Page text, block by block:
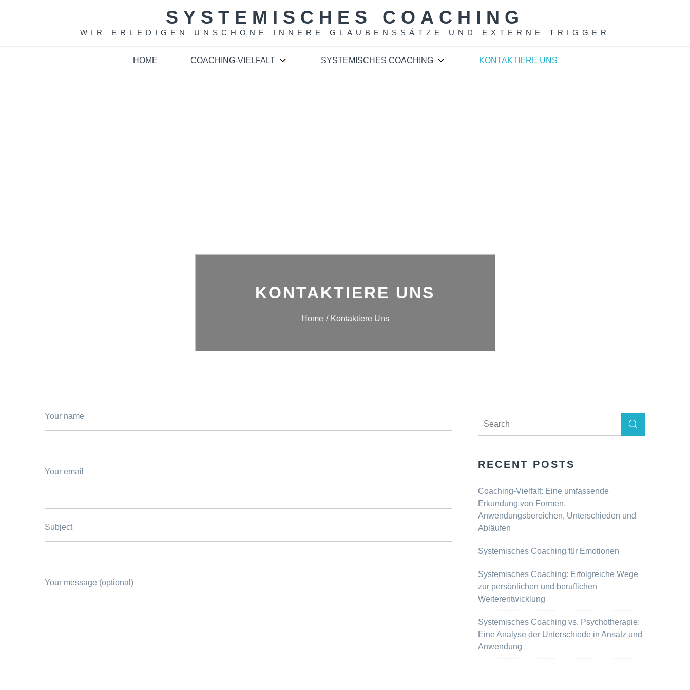
SYSTEMISCHES COACHING
WIR ERLEDIGEN UNSCHÖNE INNERE GLAUBENSSÄTZE UND EXTERNE TRIGGER
HOME COACHING-VIELFALT SYSTEMISCHES COACHING KONTAKTIERE UNS
KONTAKTIERE UNS
Home Kontaktiere Uns
Your name
Your email
Subject
Your message (optional)
Search
RECENT POSTS
Coaching-Vielfalt: Eine umfassende
Erkundung von Formen,
Anwendungsbereichen, Unterschieden und
Abläufen
Systemisches Coaching für Emotionen
Systemisches Coaching: Erfolgreiche Wege
zur persönlichen und beruflichen
Weiterentwicklung
Systemisches Coaching vs. Psychotherapie:
Eine Analyse der Unterschiede in Ansatz und
Anwendung